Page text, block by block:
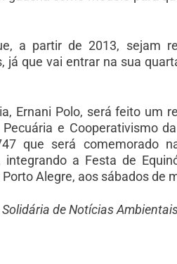
a partir de 2013, sejam
que vai entrar na sua
Ernani Polo, será feito um
e Cooperativismo
que será comemorado
a Festa de
Alegre, aos sábados de
de Notícias